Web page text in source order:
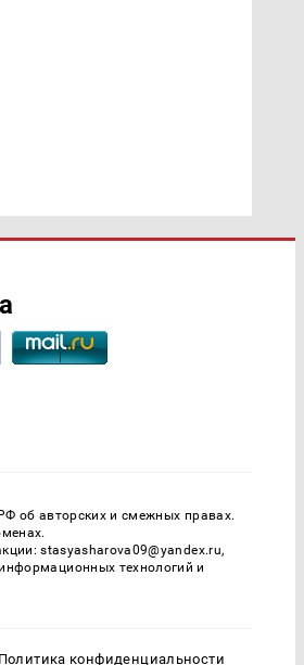
об авторских и смежных правах.
stasyasharova09@yandex.ru,
технологий и
Политика конфиденциальности